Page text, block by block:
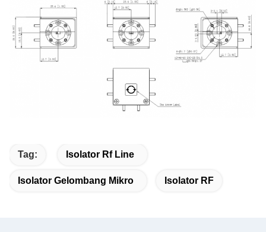
Tag: Isolator Rf Line
Isolator Gelombang Mikro Isolator RF